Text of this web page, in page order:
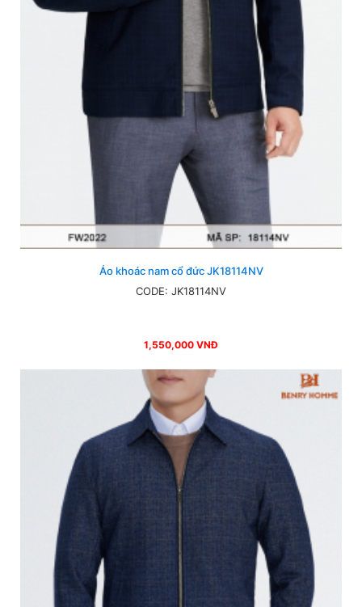
Áo khoác nam cổ đức JK18114NV
CODE: JK18114NV
1,550,000 VNĐ